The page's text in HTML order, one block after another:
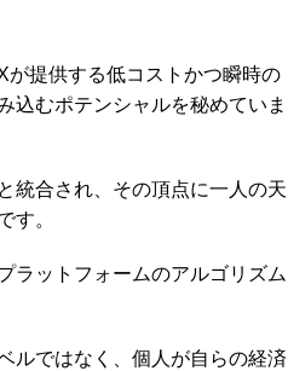
が提供する低コストかつ瞬時の
込むポテンシャルを秘めていま
統合され、その頂点に一人の天
す。
ラットフォームのアルゴリズム
ルではなく、個人が自らの経済